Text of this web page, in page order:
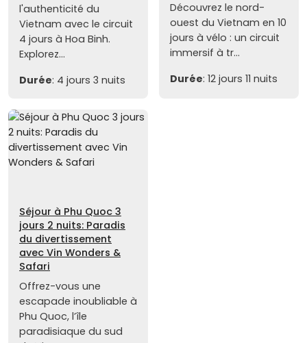
l'authenticité du
Vietnam avec le circuit
4 jours à Hoa Binh.
Explorez...
Durée: 4 jours 3 nuits
Découvrez le nord-
ouest du Vietnam en 10
jours à vélo : un circuit
immersif à tr...
Durée: 12 jours 11 nuits
Séjour à Phu Quoc 3
jours 2 nuits: Paradis
du divertissement
avec Vin Wonders &
Safari
Offrez-vous une
escapade inoubliable à
Phu Quoc, l’île
paradisiaque du sud